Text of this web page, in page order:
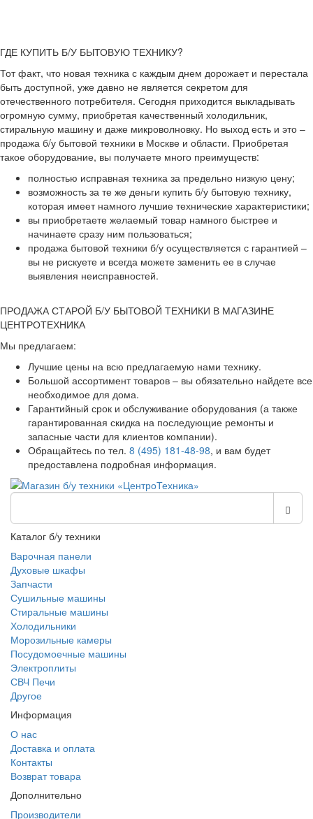
ГДЕ КУПИТЬ Б/У БЫТОВУЮ ТЕХНИКУ?
Тот факт, что новая техника с каждым днем дорожает и перестала
быть доступной, уже давно не является секретом для
отечественного потребителя. Сегодня приходится выкладывать
огромную сумму, приобретая качественный холодильник,
стиральную машину и даже микроволновку. Но выход есть и это –
продажа б/у бытовой техники в Москве и области. Приобретая
такое оборудование, вы получаете много преимуществ:
полностью исправная техника за предельно низкую цену;
возможность за те же деньги купить б/у бытовую технику,
которая имеет намного лучшие технические характеристики;
вы приобретаете желаемый товар намного быстрее и
начинаете сразу ним пользоваться;
продажа бытовой техники б/у осуществляется с гарантией –
вы не рискуете и всегда можете заменить ее в случае
выявления неисправностей.
ПРОДАЖА СТАРОЙ Б/У БЫТОВОЙ ТЕХНИКИ В МАГАЗИНЕ
ЦЕНТРОТЕХНИКА
Мы предлагаем:
Лучшие цены на всю предлагаемую нами технику.
Большой ассортимент товаров – вы обязательно найдете все
необходимое для дома.
Гарантийный срок и обслуживание оборудования (а также
гарантированная скидка на последующие ремонты и
запасные части для клиентов компании).
Обращайтесь по тел. 8 (495) 181-48-98, и вам будет
предоставлена подробная информация.
Каталог б/у техники
Варочная панели
Духовые шкафы
Запчасти
Сушильные машины
Стиральные машины
Холодильники
Морозильные камеры
Посудомоечные машины
Электроплиты
СВЧ Печи
Другое
Информация
О нас
Доставка и оплата
Контакты
Возврат товара
Дополнительно
Производители